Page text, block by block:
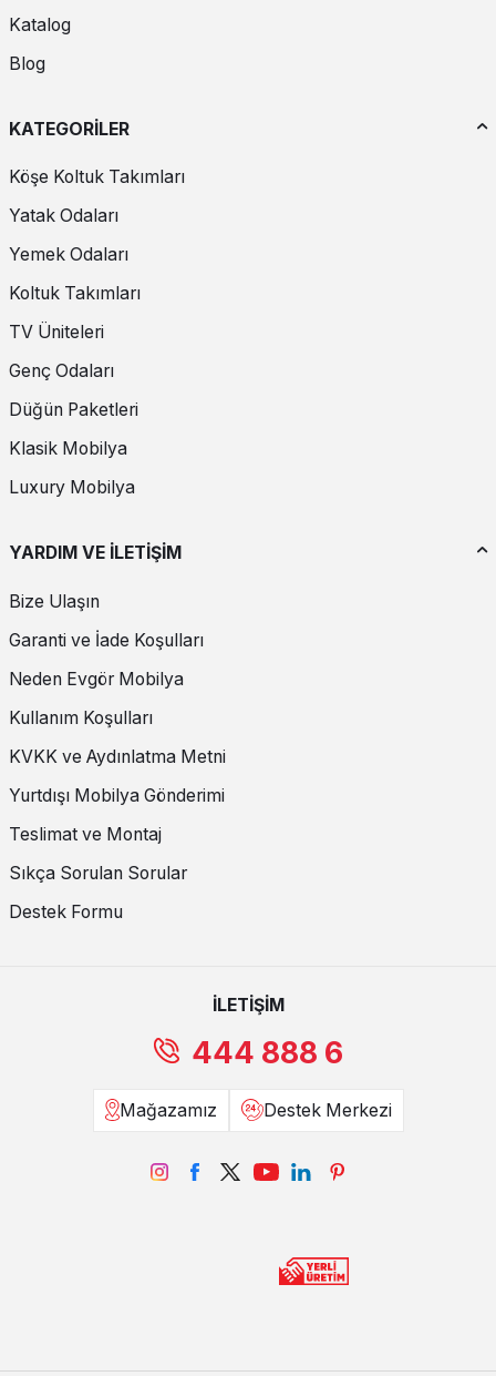
Katalog
Blog
KATEGORİLER
Köşe Koltuk Takımları
Yatak Odaları
Yemek Odaları
Koltuk Takımları
TV Üniteleri
Genç Odaları
Düğün Paketleri
Klasik Mobilya
Luxury Mobilya
YARDIM VE İLETİŞİM
Bize Ulaşın
Garanti ve İade Koşulları
Neden Evgör Mobilya
Kullanım Koşulları
KVKK ve Aydınlatma Metni
Yurtdışı Mobilya Gönderimi
Teslimat ve Montaj
Sıkça Sorulan Sorular
Destek Formu
İLETİŞİM
444 888 6
Mağazamız Destek Merkezi